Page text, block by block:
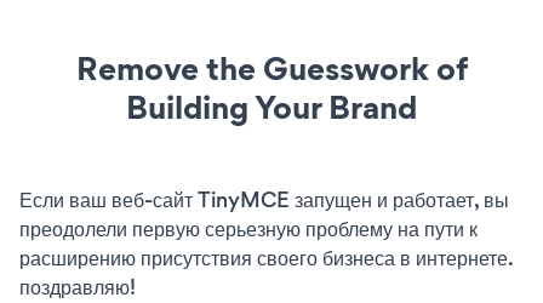
Remove the Guesswork of
Building Your Brand
Если ваш веб-сайт TinyMCE запущен и работает, вы
преодолели первую серьезную проблему на пути к
расширению присутствия своего бизнеса в интернете.
поздравляю!